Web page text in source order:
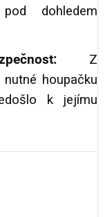
dohledem
Z
houpačku
k jejímu